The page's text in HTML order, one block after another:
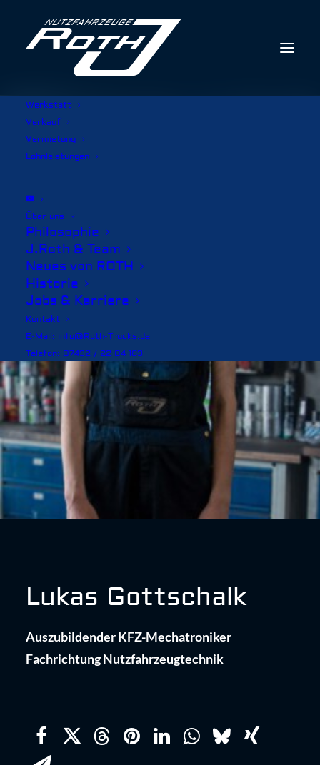
Werkstatt
Verkauf
Vermietung
Lohnleistungen
Über uns
Philosophie
J.Roth & Team
Neues von ROTH
Historie
Jobs & Karriere
Kontakt
E-Mail: info@Roth-Trucks.de
Telefon: 07432 / 22 04 183
Lukas Gottschalk
Auszubildender KFZ-Mechatroniker
Fachrichtung Nutzfahrzeugtechnik